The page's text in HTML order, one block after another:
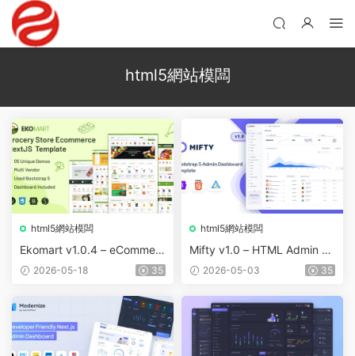
html5網站模闆
html5網站模闆
Ekomart v1.0.4 – eCommerc
e React NextJS Template +
2026-05-18 35
html5網站模闆
Mifty v1.0 – HTML Admin &
Dashboard Template
2026-05-03 35